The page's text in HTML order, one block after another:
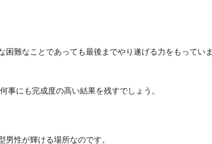
難なことであっても最後までやり遂げる力をもっていま
事にも完成度の高い結果を残すでしょう。
性が輝ける場所なのです。